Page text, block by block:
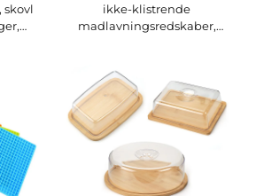
ikke-klistrende
madlavningsredskaber,
køkkenredskaber og
gadgets